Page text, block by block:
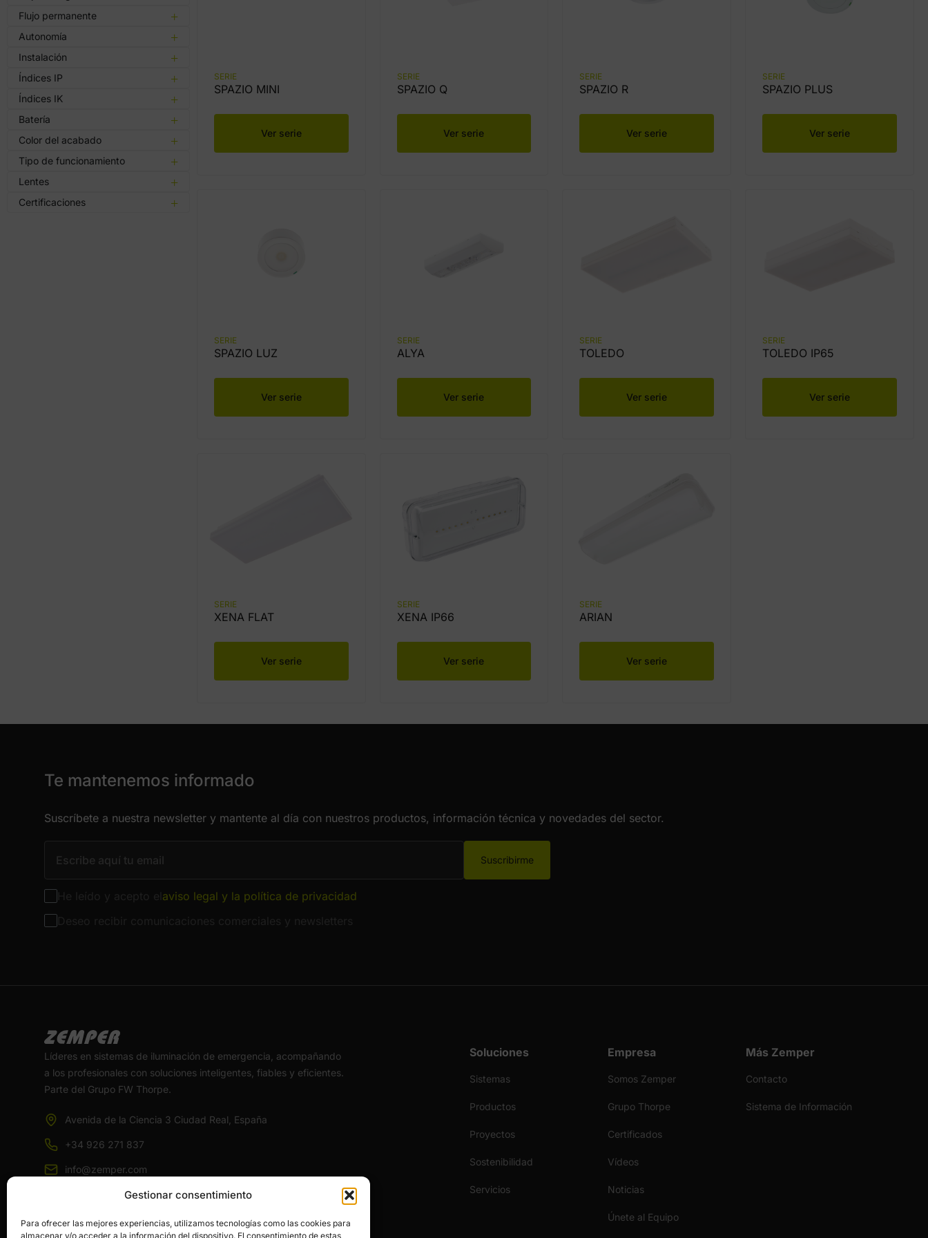
Gestionar consentimiento
Para ofrecer las mejores experiencias, utilizamos tecnologías como las cookies para
almacenar y/o acceder a la información del dispositivo. El consentimiento de estas
Flujo permanente
Autonomía
Instalación
Índices IP
Índices IK
Batería
Color del acabado
Tipo de funcionamiento
Lentes
Certificaciones
SERIE
SPAZIO MINI
Ver serie
SERIE
SPAZIO Q
Ver serie
SERIE
SPAZIO R
Ver serie
SERIE
SPAZIO PLUS
Ver serie
SERIE
SPAZIO LUZ
Ver serie
SERIE
ALYA
Ver serie
SERIE
TOLEDO
Ver serie
SERIE
TOLEDO IP65
Ver serie
SERIE
XENA FLAT
Ver serie
SERIE
XENA IP66
Ver serie
SERIE
ARIAN
Ver serie
Te mantenemos informado
Suscríbete a nuestra newsletter y mantente al día con nuestros productos, información técnica y novedades del sector.
Suscribirme
aviso legal y la política de privacidad
Líderes en sistemas de iluminación de emergencia, acompañando
a los profesionales con soluciones inteligentes, fiables y eficientes.
Parte del Grupo FW Thorpe.
Avenida de la Ciencia 3 Ciudad Real, España
+34 926 271 837
info@zemper.com
Soluciones
Sistemas
Productos
Proyectos
Sostenibilidad
Servicios
Empresa
Somos Zemper
Grupo Thorpe
Certificados
Vídeos
Noticias
Únete al Equipo
Más Zemper
Contacto
Sistema de Información